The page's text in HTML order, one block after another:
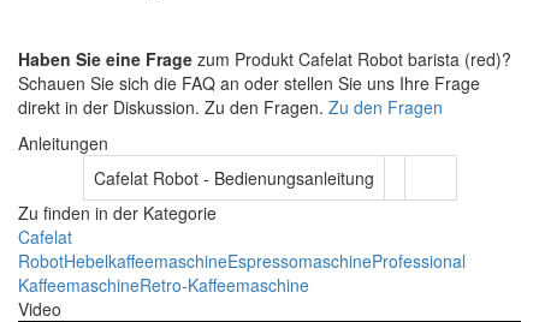
Haben Sie eine Frage zum Produkt Cafelat Robot barista (red)?
Schauen Sie sich die FAQ an oder stellen Sie uns Ihre Frage
direkt in der Diskussion. Zu den Fragen. Zu den Fragen
Anleitungen
Cafelat Robot - Bedienungsanleitung
Zu finden in der Kategorie
Cafelat
RobotHebelkaffeemaschineEspressomaschineProfessional
KaffeemaschineRetro-Kaffeemaschine
Video